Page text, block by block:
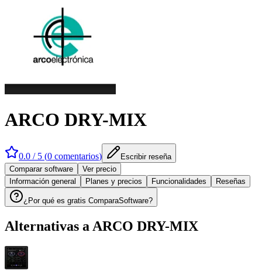
ARCO DRY-MIX
0.0 / 5 (0 comentarios)
Escribir reseña
Comparar software
Ver precio
Información general
Planes y precios Funcionalidades Reseñas
¿Por qué es gratis ComparaSoftware?
Alternativas a ARCO DRY-MIX